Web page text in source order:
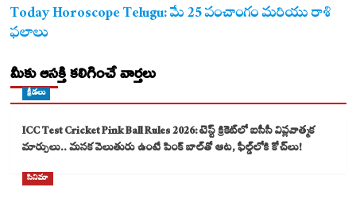
Today Horoscope Telugu: మే 25 పంచాంగం మరియు రాశి
ఫలాలు
మీకు ఆసక్తి కలిగించే వార్తలు
క్రీడలు
ICC Test Cricket Pink Ball Rules 2026: టెస్ట్ క్రికెట్‌లో ఐసీసీ విప్లవాత్మక
మార్పులు.. మసక వెలుతురు ఉంటే పింక్ బాల్‌తో ఆట, ఫీల్డ్‌లోకి కోచ్‌లు!
సినిమా